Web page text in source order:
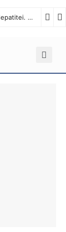
28 iulie- Ziua Mondială de Luptă Împotriva Hepatitei. Interviu cu dr. Octavian Tăbăcaru, medic specialist Boli Infecțioase în cadrul Spitalului Județean de Urgență Buzău